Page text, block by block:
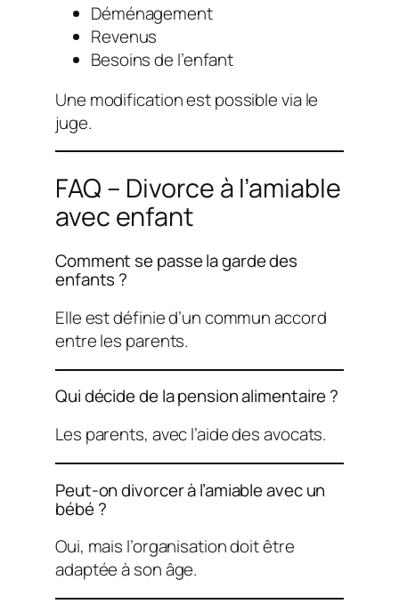
Déménagement
Revenus
Besoins de l’enfant
Une modification est possible via le
juge.
FAQ – Divorce à l’amiable
avec enfant
Comment se passe la garde des
enfants ?
Elle est définie d’un commun accord
entre les parents.
Qui décide de la pension alimentaire ?
Les parents, avec l’aide des avocats.
Peut-on divorcer à l’amiable avec un
bébé ?
Oui, mais l’organisation doit être
adaptée à son âge.